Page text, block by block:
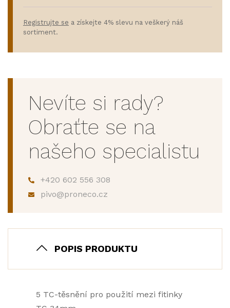
Registrujte se a získejte 4% slevu na veškerý náš
sortiment.
Nevíte si rady?
Obraťte se na
našeho specialistu
+420 602 556 308
pivo@proneco.cz
POPIS PRODUKTU
5 TC-těsnění pro použití mezi fitinky